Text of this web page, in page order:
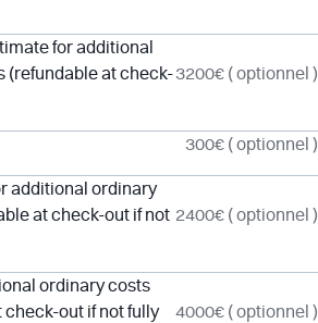
for additional
(refundable at check-3200€ ( optionnel )
300€ ( optionnel )
additional ordinary
at check-out if not 2400€ ( optionnel )
ordinary costs
check-out if not fully
4000€ ( optionnel )